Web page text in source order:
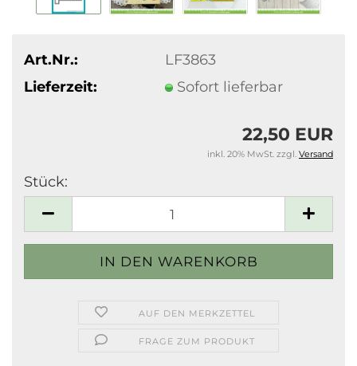
Art.Nr.:
LF3863
Lieferzeit:
Sofort lieferbar
22,50 EUR
inkl. 20% MwSt. zzgl. Versand
Stück:
AUF DEN MERKZETTEL
FRAGE ZUM PRODUKT